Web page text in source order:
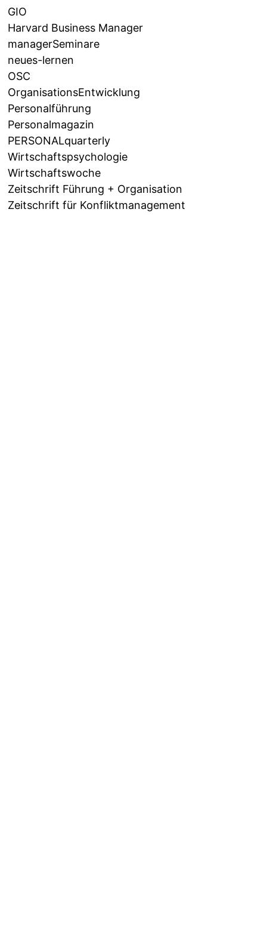
GIO
Harvard Business Manager
managerSeminare
neues-lernen
OSC
OrganisationsEntwicklung
Personalführung
Personalmagazin
PERSONALquarterly
Wirtschaftspsychologie
Wirtschaftswoche
Zeitschrift Führung + Organisation
Zeitschrift für Konfliktmanagement